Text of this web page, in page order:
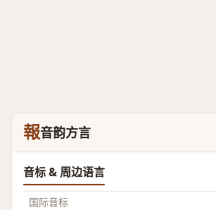
報音韵方言
音标 & 周边语言
国际音标